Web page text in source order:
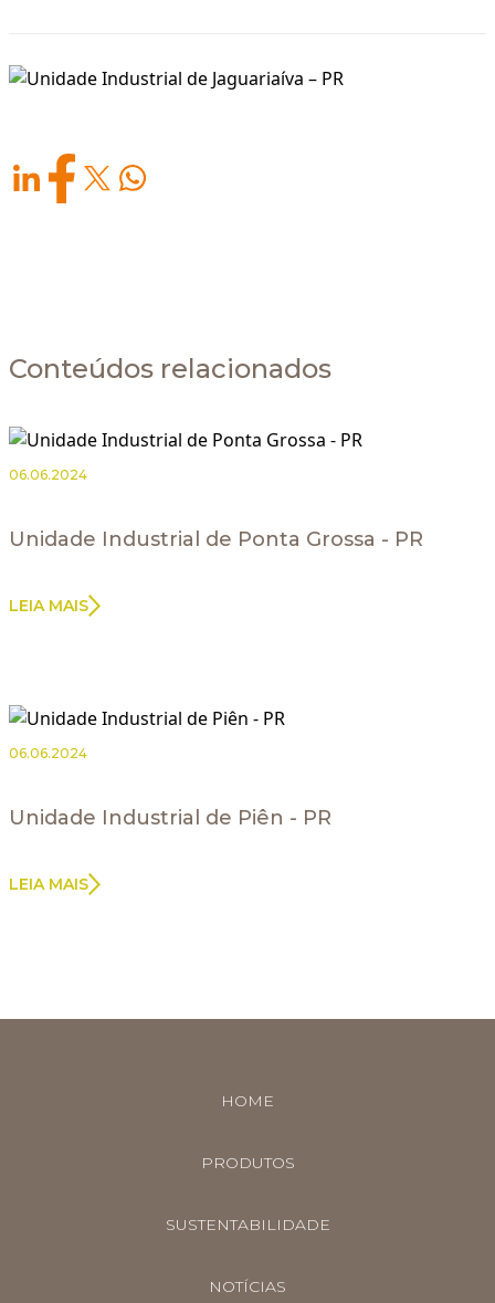
Conteúdos relacionados
06.06.2024
Unidade Industrial de Ponta Grossa - PR
LEIA MAIS
06.06.2024
Unidade Industrial de Piên - PR
LEIA MAIS
HOME
PRODUTOS
SUSTENTABILIDADE
NOTÍCIAS